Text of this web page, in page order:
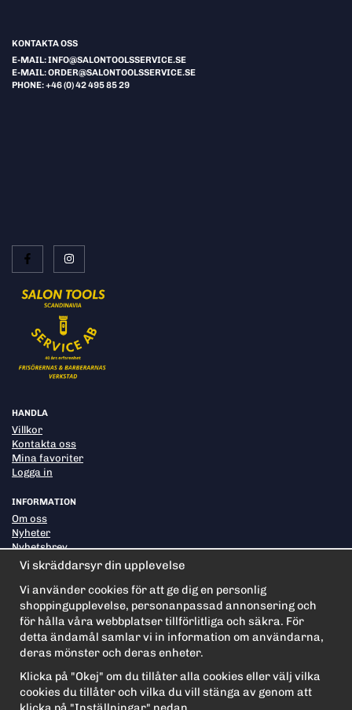
KONTAKTA OSS
E-MAIL: INFO@SALONTOOLSSERVICE.SE
E-MAIL: ORDER@SALONTOOLSSERVICE.SE
PHONE: +46 (0) 42 495 85 29
HANDLA
Villkor
Kontakta oss
Mina favoriter
Logga in
INFORMATION
Om oss
Nyheter
Nyhetsbrev
Om cookies
PRENUMERERA PÅ NYHETSBREVET FÖR VÅRA BÄSTA
ERBJUDANDEN OCH NYHETER!
E-
postadress
Vi skräddarsyr din upplevelse
Vi använder cookies för att ge dig en personlig
shoppingupplevelse, personanpassad annonsering och
för hålla våra webbplatser tillförlitliga och säkra. För
detta ändamål samlar vi in information om användarna,
deras mönster och deras enheter.
Klicka på "Okej" om du tillåter alla cookies eller välj vilka
cookies du tillåter och vilka du vill stänga av genom att